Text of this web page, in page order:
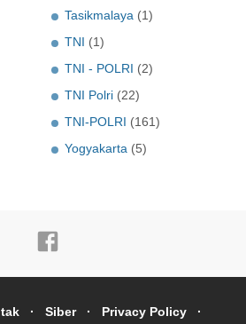
Tasikmalaya (1)
TNI (1)
TNI - POLRI (2)
TNI Polri (22)
TNI-POLRI (161)
Yogyakarta (5)
Siber Privacy Policy